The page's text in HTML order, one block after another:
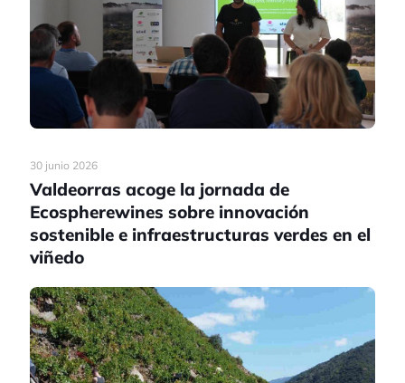
30 junio 2026
Valdeorras acoge la jornada de
Ecospherewines sobre innovación
sostenible e infraestructuras verdes en el
viñedo